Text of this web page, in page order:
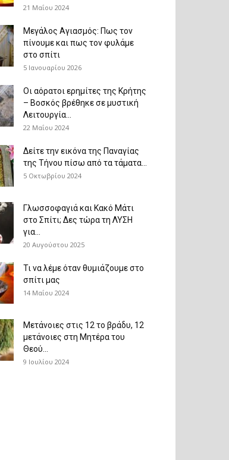
21 Μαΐου 2024
Μεγάλος Αγιασμός: Πως τον
πίνουμε και πως τον φυλάμε
στο σπίτι
5 Ιανουαρίου 2026
Οι αόρατοι ερημίτες της Κρήτης
– Βοσκός βρέθηκε σε μυστική
Λειτουργία...
22 Μαΐου 2024
Δείτε την εικόνα της Παναγίας
της Τήνου πίσω από τα τάματα...
5 Οκτωβρίου 2024
Γλωσσοφαγιά και Κακό Μάτι
στο Σπίτι; Δες τώρα τη ΛΥΣΗ
για...
20 Αυγούστου 2025
Τι να λέμε όταν θυμιάζουμε στο
σπίτι μας
14 Μαΐου 2024
Μετάνοιες στις 12 το βράδυ, 12
μετάνοιες στη Μητέρα του
Θεού...
9 Ιουλίου 2024